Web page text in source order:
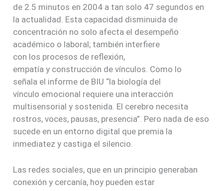
de 2.5 minutos en 2004 a tan solo 47 segundos en
la actualidad. Esta capacidad disminuida de
concentración no solo afecta el desempeño
académico o laboral; también interfiere
con los procesos de reflexión,
empatía y construcción de vínculos. Como lo
señala el informe de BIU “la biología del
vínculo emocional requiere una interacción
multisensorial y sostenida. El cerebro necesita
rostros, voces, pausas, presencia”. Pero nada de eso
sucede en un entorno digital que premia la
inmediatez y castiga el silencio.
Las redes sociales, que en un principio generaban
conexión y cercanía, hoy pueden estar